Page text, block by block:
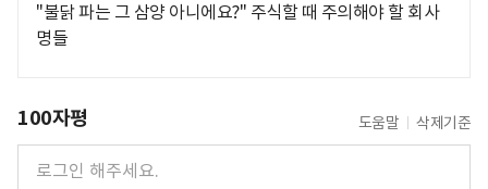
"불닭 파는 그 삼양 아니에요?" 주식할 때 주의해야 할 회사
명들
100자평 도움말 삭제기준